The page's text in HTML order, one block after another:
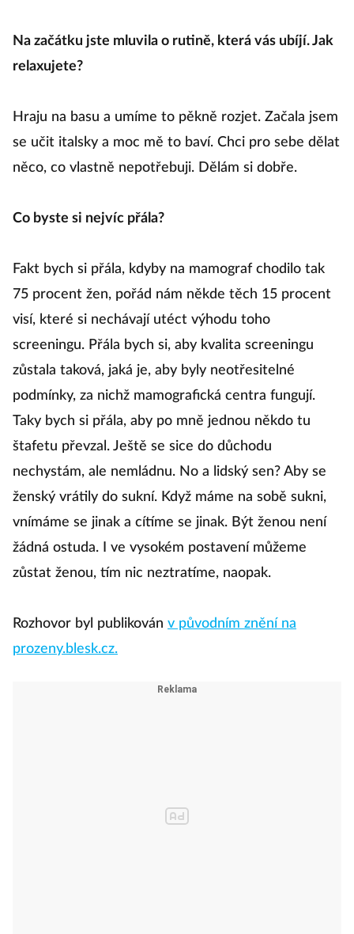
Na začátku jste mluvila o rutině, která vás ubíjí. Jak
relaxujete?
Hraju na basu a umíme to pěkně rozjet. Začala jsem
se učit italsky a moc mě to baví. Chci pro sebe dělat
něco, co vlastně nepotřebuji. Dělám si dobře.
Co byste si nejvíc přála?
Fakt bych si přála, kdyby na mamograf chodilo tak
75 procent žen, pořád nám někde těch 15 procent
visí, které si nechávají utéct výhodu toho
screeningu. Přála bych si, aby kvalita screeningu
zůstala taková, jaká je, aby byly neotřesitelné
podmínky, za nichž mamografická centra fungují.
Taky bych si přála, aby po mně jednou někdo tu
štafetu převzal. Ještě se sice do důchodu
nechystám, ale nemládnu. No a lidský sen? Aby se
ženský vrátily do sukní. Když máme na sobě sukni,
vnímáme se jinak a cítíme se jinak. Být ženou není
žádná ostuda. I ve vysokém postavení můžeme
zůstat ženou, tím nic neztratíme, naopak.
Rozhovor byl publikován v původním znění na
prozeny.blesk.cz.